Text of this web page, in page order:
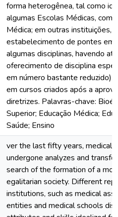
forma heterogênea, tal como
algumas Escolas Médicas,
Médica; em outras instituições,
estabelecimento de pontes em
algumas disciplinas, havendo
oferecimento de disciplina
em número bastante reduzido),
em cursos criados após a
diretrizes. Palavras-chave:
Superior; Educação Médica;
Saúde; Ensino
ver the last fifty years, medical
undergone analyzes and
search of the formation of a
egalitarian society. Different
institutions, such as medical
entities and medical schools